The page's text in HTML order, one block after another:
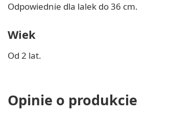
Odpowiednie dla lalek do 36 cm.
Wiek
Od 2 lat.
Opinie o produkcie